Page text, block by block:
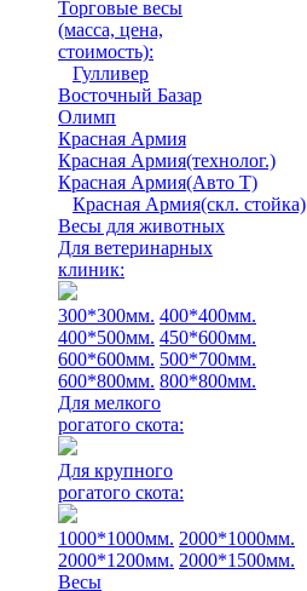
Торговые весы
(масса, цена,
стоимость):
Гулливер
Восточный Базар
Олимп
Красная Армия
Красная Армия(технолог.)
Красная Армия(Авто Т)
Красная Армия(скл. стойка)
Весы для животных
Для ветеринарных
клиник:
300*300мм. 400*400мм.
400*500мм. 450*600мм.
600*600мм. 500*700мм.
600*800мм. 800*800мм.
Для мелкого
рогатого скота:
Для крупного
рогатого скота:
1000*1000мм. 2000*1000мм.
2000*1200мм. 2000*1500мм.
Весы